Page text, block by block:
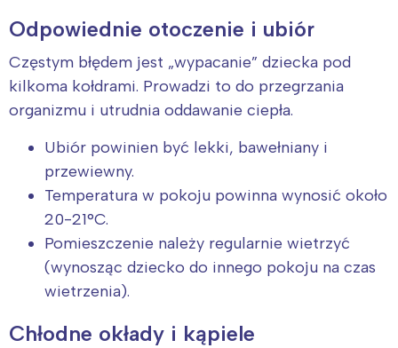
Odpowiednie otoczenie i ubiór
Częstym błędem jest „wypacanie” dziecka pod
kilkoma kołdrami. Prowadzi to do przegrzania
organizmu i utrudnia oddawanie ciepła.
Ubiór powinien być lekki, bawełniany i
przewiewny.
Temperatura w pokoju powinna wynosić około
20-21°C.
Pomieszczenie należy regularnie wietrzyć
(wynosząc dziecko do innego pokoju na czas
wietrzenia).
Chłodne okłady i kąpiele